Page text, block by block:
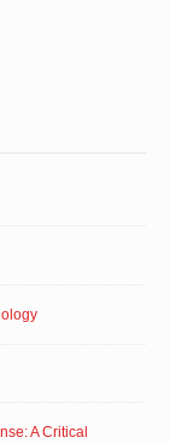
A Critical